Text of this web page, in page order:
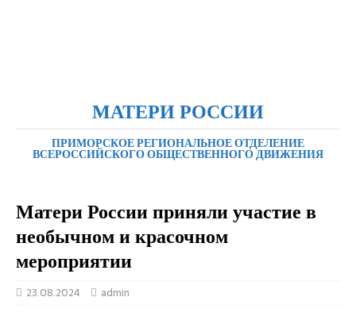
МАТЕРИ РОССИИ
ПРИМОРСКОЕ РЕГИОНАЛЬНОЕ ОТДЕЛЕНИЕ
ВСЕРОССИЙСКОГО ОБЩЕСТВЕННОГО ДВИЖЕНИЯ
Матери России приняли участие в
необычном и красочном
мероприятии
23.08.2024 admin